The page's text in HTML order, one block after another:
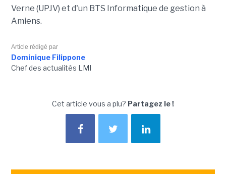
Verne (UPJV) et d'un BTS Informatique de gestion à
Amiens.
Article rédigé par
Dominique Filippone
Chef des actualités LMI
Cet article vous a plu? Partagez le !